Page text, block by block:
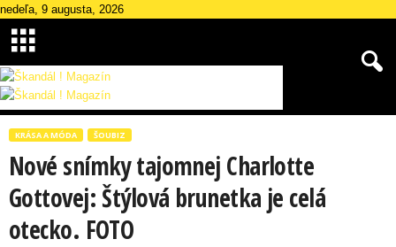
nedeľa, 9 augusta, 2026
Š
KRÁSA A MÓDA ŠOUBIZ
Nové snímky tajomnej Charlotte
Gottovej: Štýlová brunetka je celá
otecko. FOTO